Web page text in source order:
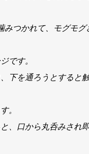
つかれて、モグモ
です。
下を通ろうとすると
。
、口から丸呑みされ